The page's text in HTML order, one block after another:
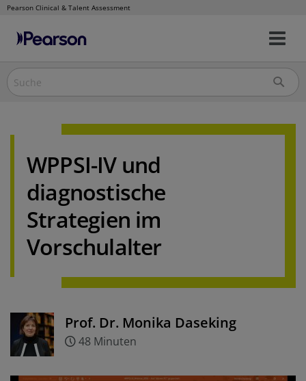
Pearson Clinical & Talent Assessment
Direkt
Inhalt
WPPSI-IV und
diagnostische
Strategien im
Vorschulalter
Prof. Dr. Monika Daseking
48 Minuten